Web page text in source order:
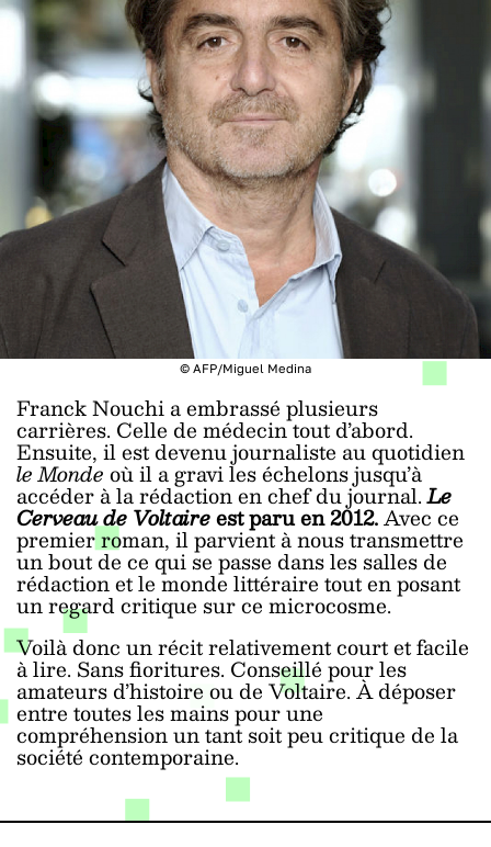
© AFP/Miguel Medina
Franck Nouchi a embrassé plusieurs
carrières. Celle de médecin tout d’abord.
Ensuite, il est devenu journaliste au quotidien
le Mondeoù il a gravi les échelons jusqu’à
accéder à la rédaction en chef du journal.Le
Cerveau de Voltaireest paru en 2012.Avec ce
premier roman, il parvient à nous transmettre
un bout de ce qui se passe dans les salles de
rédaction et le monde littéraire tout en posant
un regard critique sur ce microcosme.
Voilà donc un récit relativement court et facile
à lire. Sans fioritures. Conseillé pour les
amateurs d’histoire ou de Voltaire. À déposer
entre toutes les mains pour une
compréhension un tant soit peu critique de la
société contemporaine.